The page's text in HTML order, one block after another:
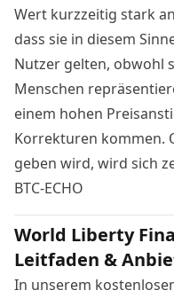
Wert kurzzeitig stark
dass sie in diesem
Nutzer gelten, obwohl
Menschen
einem hohen
Korrekturen kommen.
geben wird, wird sich
BTC-ECHO
World Liberty
Leitfaden &
In unserem